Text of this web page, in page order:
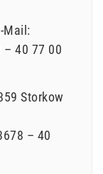
Mail:
– 40 77 00
Storkow
– 40